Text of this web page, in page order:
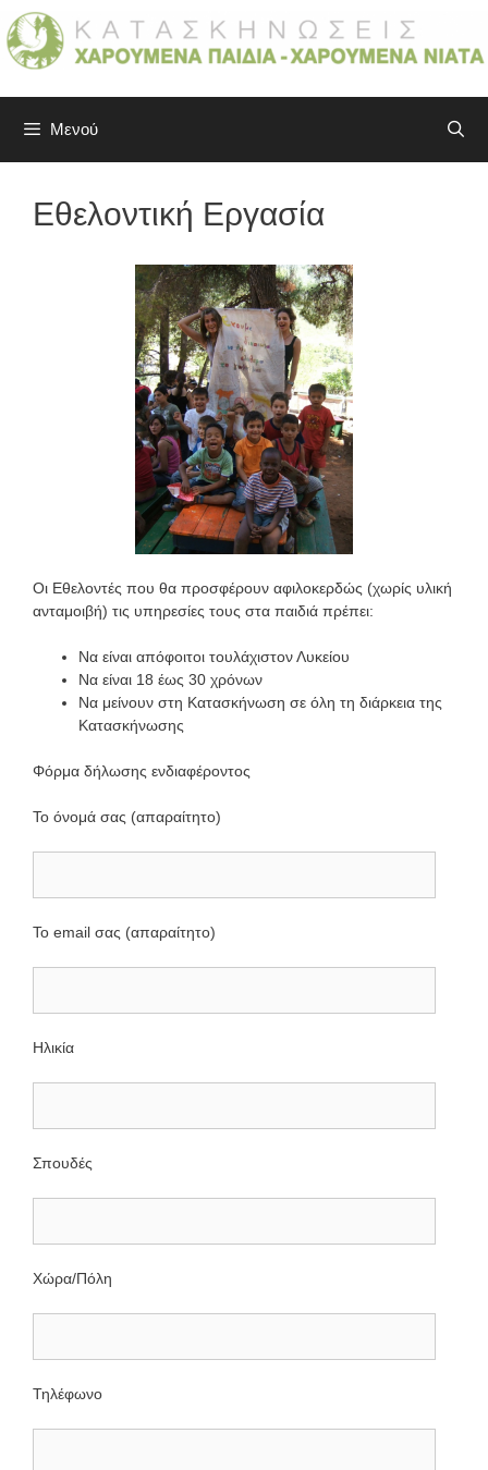
Μετάβαση
σε
περιεχόμενο
Μενού
Εθελοντική Εργασία
Οι Εθελοντές που θα προσφέρουν αφιλοκερδώς (χωρίς υλική
ανταμοιβή) τις υπηρεσίες τους στα παιδιά πρέπει:
Να είναι απόφοιτοι τουλάχιστον Λυκείου
Να είναι 18 έως 30 χρόνων
Να μείνουν στη Κατασκήνωση σε όλη τη διάρκεια της
Κατασκήνωσης
Φόρμα δήλωσης ενδιαφέροντος
Το όνομά σας (απαραίτητο)
Το email σας (απαραίτητο)
Ηλικία
Σπουδές
Χώρα/Πόλη
Τηλέφωνο